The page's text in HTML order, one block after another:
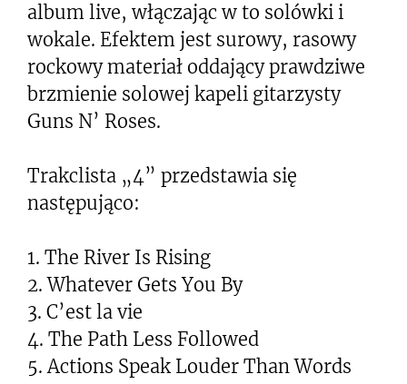
album live, włączając w to solówki i
wokale. Efektem jest surowy, rasowy
rockowy materiał oddający prawdziwe
brzmienie solowej kapeli gitarzysty
Guns N’ Roses.
Trakclista „4” przedstawia się
następująco:
1. The River Is Rising
2. Whatever Gets You By
3. C’est la vie
4. The Path Less Followed
5. Actions Speak Louder Than Words